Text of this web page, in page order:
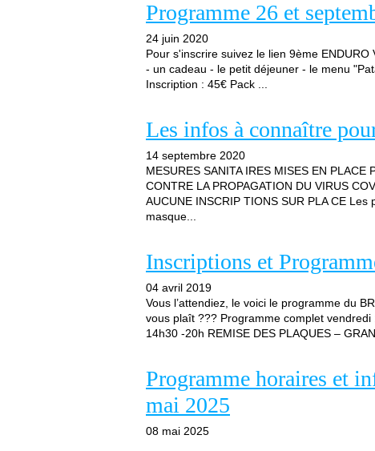
Programme 26 et
24 juin 2020
Pour s'inscrire suivez le lien 9ème
- un cadeau - le petit déjeuner - le menu
Inscription : 45€ Pack ...
Les infos à connaître
14 septembre 2020
MESURES SANITA IRES MISES EN
CONTRE LA PROPAGATION DU VIRUS
AUCUNE INSCRIP TIONS SUR PLA CE
masque...
Inscriptions et
04 avril 2019
Vous l’attendiez, le voici le programme du
vous plaît ??? Programme complet vendredi
14h30 -20h REMISE DES PLAQUES –
Programme horaires et
mai 2025
08 mai 2025